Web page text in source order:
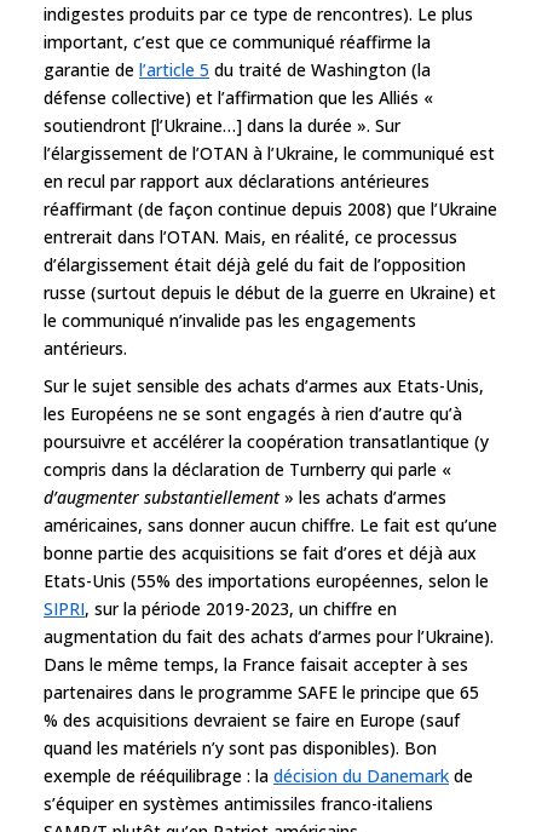
indigestes produits par ce type de rencontres). Le plus
important, c’est que ce communiqué réaffirme la
garantie de l’article 5 du traité de Washington (la
défense collective) et l’affirmation que les Alliés «
soutiendront [l’Ukraine…] dans la durée ». Sur
l’élargissement de l’OTAN à l’Ukraine, le communiqué est
en recul par rapport aux déclarations antérieures
réaffirmant (de façon continue depuis 2008) que l’Ukraine
entrerait dans l’OTAN. Mais, en réalité, ce processus
d’élargissement était déjà gelé du fait de l’opposition
russe (surtout depuis le début de la guerre en Ukraine) et
le communiqué n’invalide pas les engagements
antérieurs.
Sur le sujet sensible des achats d’armes aux Etats-Unis,
les Européens ne se sont engagés à rien d’autre qu’à
poursuivre et accélérer la coopération transatlantique (y
compris dans la déclaration de Turnberry qui parle «
d’augmenter substantiellement» les achats d’armes
américaines, sans donner aucun chiffre. Le fait est qu’une
bonne partie des acquisitions se fait d’ores et déjà aux
Etats-Unis (55% des importations européennes, selon le
SIPRI, sur la période 2019-2023, un chiffre en
augmentation du fait des achats d’armes pour l’Ukraine).
Dans le même temps, la France faisait accepter à ses
partenaires dans le programme SAFE le principe que 65
% des acquisitions devraient se faire en Europe (sauf
quand les matériels n’y sont pas disponibles). Bon
exemple de rééquilibrage : la décision du Danemark de
s’équiper en systèmes antimissiles franco-italiens